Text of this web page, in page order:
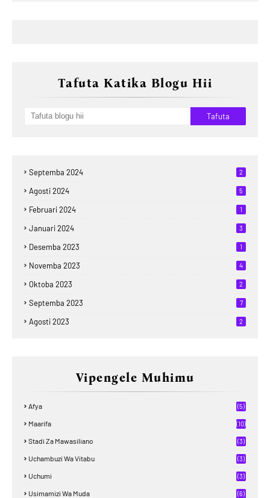
Tafuta Katika Blogu Hii
Septemba 2024 2
Agosti 2024 5
Februari 2024 1
Januari 2024 3
Desemba 2023 1
Novemba 2023 4
Oktoba 2023 2
Septemba 2023 7
Agosti 2023 2
Vipengele Muhimu
Afya (5)
Maarifa (10)
Stadi Za Mawasiliano (3)
Uchambuzi Wa Vitabu (3)
Uchumi (3)
Usimamizi Wa Muda (6)